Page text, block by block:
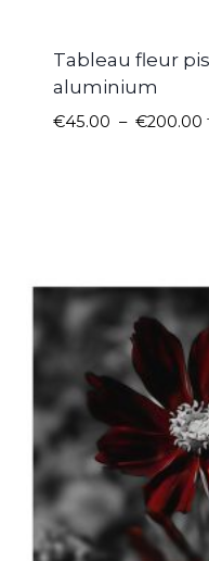
Tableau fleur
aluminium
€45.00 – €200.00